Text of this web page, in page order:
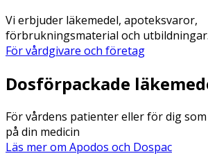
Vi erbjuder läkemedel, apoteksvaror,
förbrukningsmaterial och utbildningar.
För vårdgivare och företag
Dosförpackade
För vårdens patienter eller för dig
på din medicin
Läs mer om Apodos och Dospac